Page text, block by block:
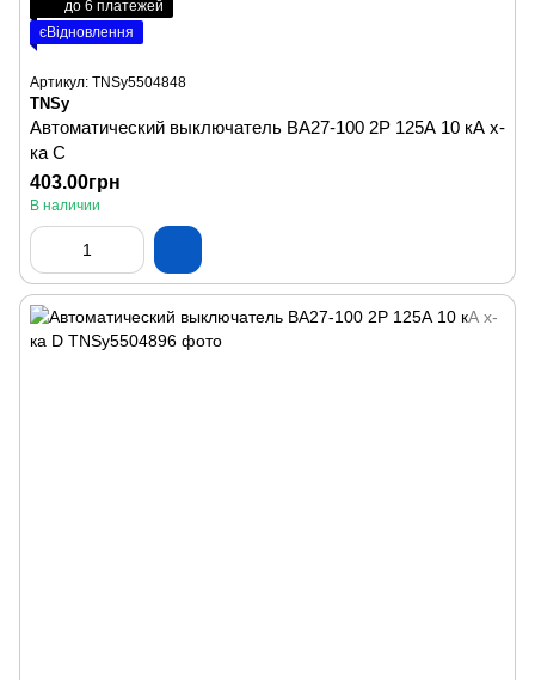
до 6 платежей
єВідновлення
Артикул: TNSy5504848
TNSy
Автоматический выключатель ВА27-100 2Р 125А 10 кА х-
ка C
403.00грн
В наличии